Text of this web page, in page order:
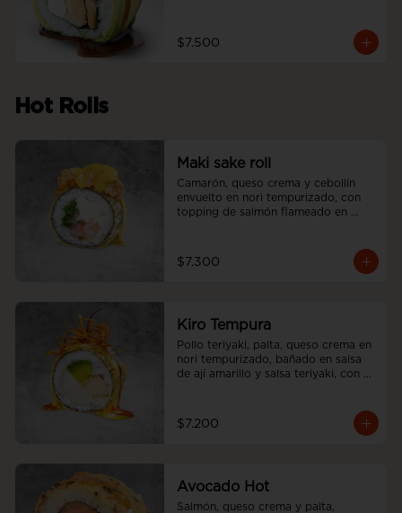
$7.500
Hot Rolls
Maki sake roll
Camarón, queso crema y cebollín
envuelto en nori tempurizado, con
topping de salmón flameado en
$7.300
Kiro Tempura
Pollo teriyaki, palta, queso crema en
nori tempurizado, bañado en salsa
de ají amarillo y salsa teriyaki, con
$7.200
Avocado Hot
Salmón, queso crema y palta,